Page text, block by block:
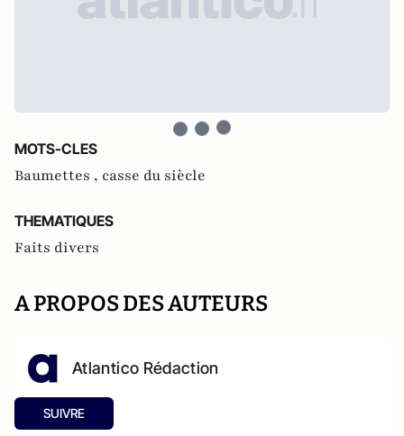
MOTS-CLES
Baumettes , casse du siècle
THEMATIQUES
Faits divers
A PROPOS DES AUTEURS
Atlantico Rédaction
SUIVRE